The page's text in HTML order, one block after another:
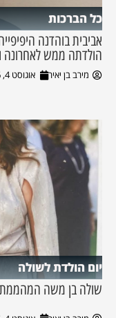
כל הברכות
אביבית בוהדנה
הולדתה ממש לאחרונה
מירב בן יאיר אוגוסט 4, 2026
יום הולדת לשולה
שולה בן משה